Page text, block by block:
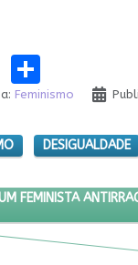
Email
Feminismo
DESIGUALDADE
ANTERIOR: FÓRUM
FEMINISTA